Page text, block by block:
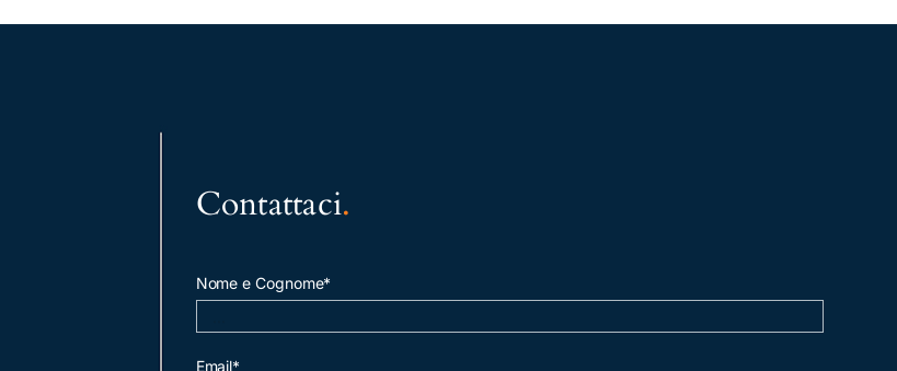
Contattaci.
Nome e Cognome*
Email*